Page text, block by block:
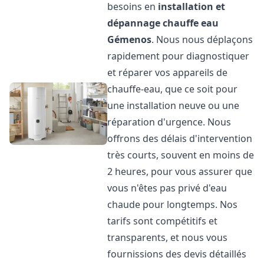
besoins en installation et
dépannage chauffe eau
Gémenos. Nous nous déplaçons
rapidement pour diagnostiquer
et réparer vos appareils de
chauffe-eau, que ce soit pour
une installation neuve ou une
réparation d'urgence. Nous
offrons des délais d'intervention
très courts, souvent en moins de
2 heures, pour vous assurer que
vous n'êtes pas privé d'eau
chaude pour longtemps. Nos
tarifs sont compétitifs et
transparents, et nous vous
fournissions des devis détaillés